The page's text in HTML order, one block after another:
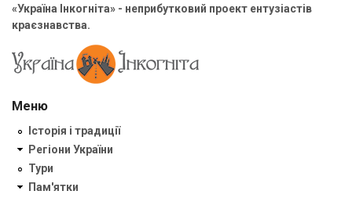
«Україна Інкогніта» - неприбутковий проект ентузіастів
краєзнавства.
Меню
Історія і традиції
Регіони України
Тури
Пам'ятки